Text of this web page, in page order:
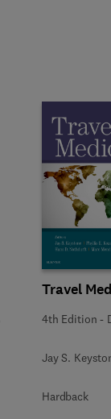
Travel
4th Edition -
Jay S.
Hardback